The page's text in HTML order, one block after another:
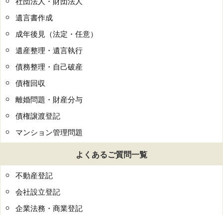
遺言書作成
成年後見（法定・任意）
遺産整理・遺言執行
債務整理・自己破産
債権回収
離婚問題・財産分与
債権譲渡登記
マンション管理問題
よくあるご質問一覧
不動産登記
会社設立登記
企業法務・商業登記